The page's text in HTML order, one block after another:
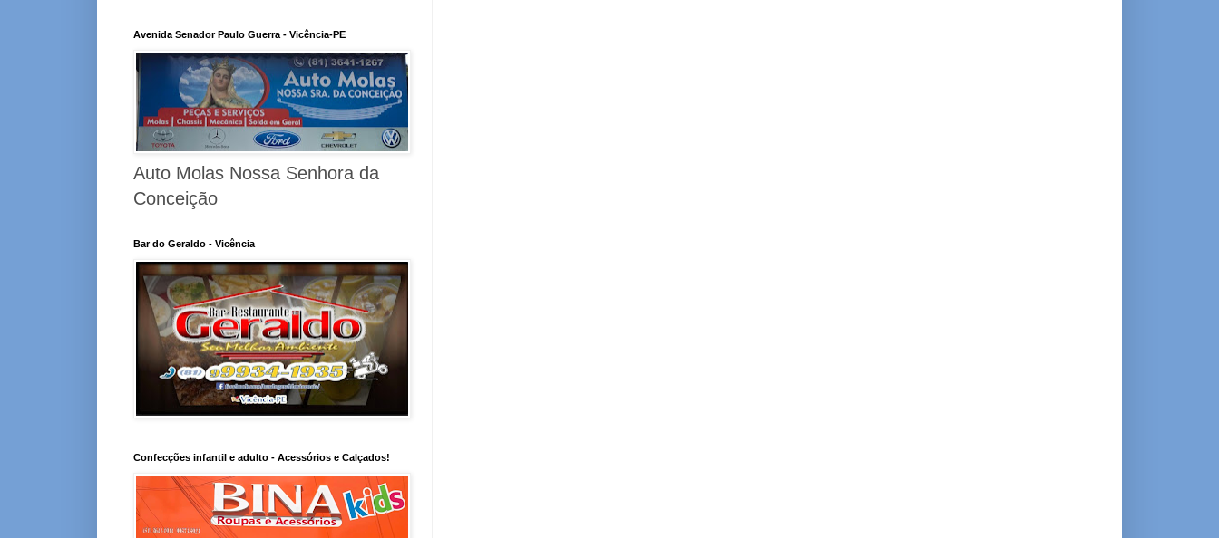
Avenida Senador Paulo Guerra - Vicência-PE
Auto Molas Nossa Senhora da
Conceição
Bar do Geraldo - Vicência
Confecções infantil e adulto - Acessórios e Calçados!